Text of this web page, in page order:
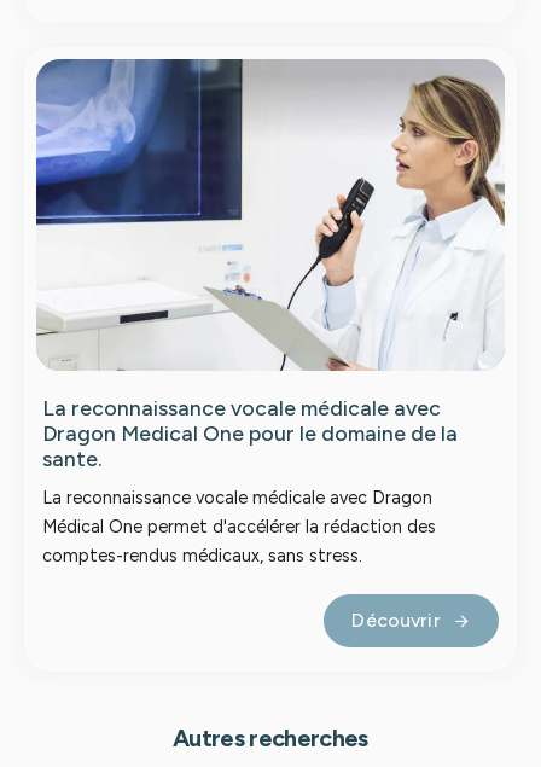
La reconnaissance vocale médicale avec
Dragon Medical One pour le domaine de la
sante.
La reconnaissance vocale médicale avec Dragon
Médical One permet d'accélérer la rédaction des
comptes-rendus médicaux, sans stress.
Découvrir
Autres recherches